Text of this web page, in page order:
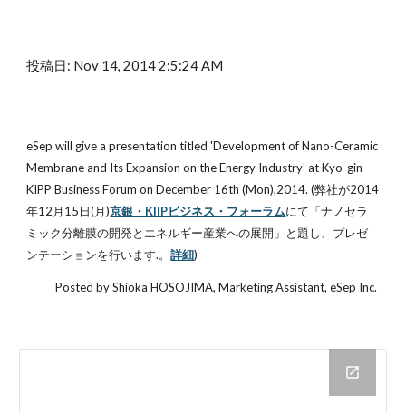
投稿日: Nov 14, 2014 2:5:24 AM
eSep will give a presentation titled 'Development of Nano-Ceramic
Membrane and Its Expansion on the Energy Industry' at Kyo-gin
KIPP Business Forum on December 16th (Mon),2014. (弊社が2014
年12月15日(月)京銀・KIIPビジネス・フォーラムにて「ナノセラ
ミック分離膜の開発とエネルギー産業への展開」と題し、プレゼ
ンテーションを行います.。詳細)
Posted by Shioka HOSOJIMA, Marketing Assistant, eSep Inc.